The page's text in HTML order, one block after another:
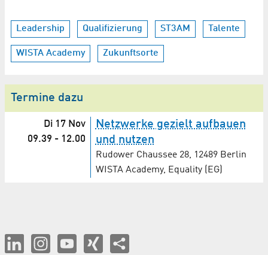
Leadership Qualifizierung ST3AM Talente
WISTA Academy Zukunftsorte
Termine dazu
Di 17 Nov
09.39 - 12.00
Netzwerke gezielt aufbauen
und nutzen
Rudower Chaussee 28, 12489 Berlin
WISTA Academy, Equality (EG)